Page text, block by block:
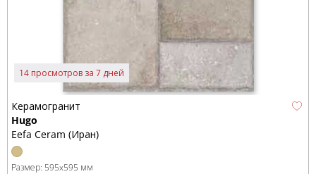
14 просмотров за 7 дней
Керамогранит
Hugo
Eefa Ceram (Иран)
Размер: 595x595 мм